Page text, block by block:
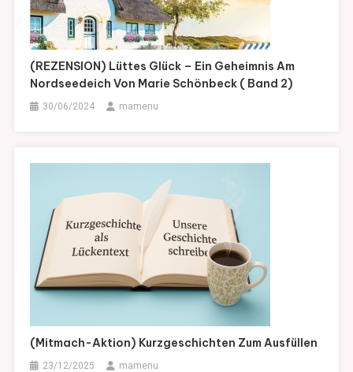
(REZENSION) Lüttes Glück – Ein Geheimnis Am
Nordseedeich Von Marie Schönbeck ( Band 2)
30/06/2024 mamenu
(Mitmach-Aktion) Kurzgeschichten Zum Ausfüllen
23/12/2025 mamenu